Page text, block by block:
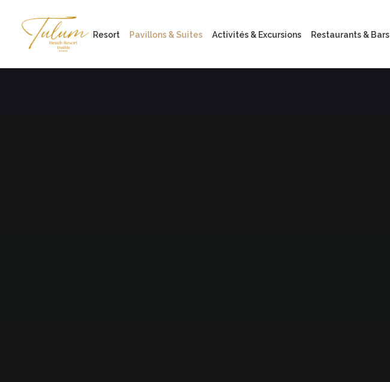
Resort Pavillons & Suites Activités & Excursions Restaurants & Bars